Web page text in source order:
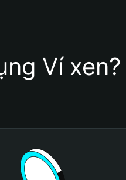
Ví xen?